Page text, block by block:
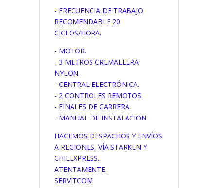
- FRECUENCIA DE TRABAJO
RECOMENDABLE 20
CICLOS/HORA.
- MOTOR.
- 3 METROS CREMALLERA
NYLON.
- CENTRAL ELECTRÓNICA.
- 2 CONTROLES REMOTOS.
- FINALES DE CARRERA.
- MANUAL DE INSTALACION.
HACEMOS DESPACHOS Y ENVÍOS
A REGIONES, VÍA STARKEN Y
CHILEXPRESS.
ATENTAMENTE.
SERVITCOM